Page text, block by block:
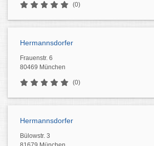
(0)
Hermannsdorfer
Frauenstr. 6
80469 München
(0)
Hermannsdorfer
Bülowstr. 3